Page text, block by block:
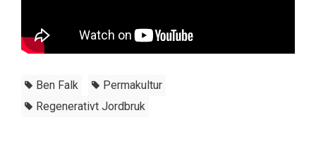
Ben Falk
Permakultur
Regenerativt Jordbruk